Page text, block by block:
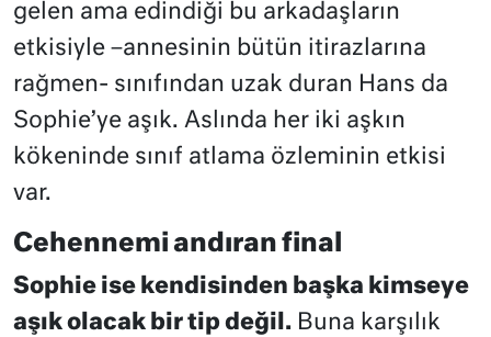
gelen ama edindiği bu arkadaşların
etkisiyle –annesinin bütün itirazlarına
rağmen- sınıfından uzak duran Hans da
Sophie’ye aşık. Aslında her iki aşkın
kökeninde sınıf atlama özleminin etkisi
var.
Cehennemi andıran final
Sophie ise kendisinden başka kimseye
aşık olacak bir tip değil. Buna karşılık